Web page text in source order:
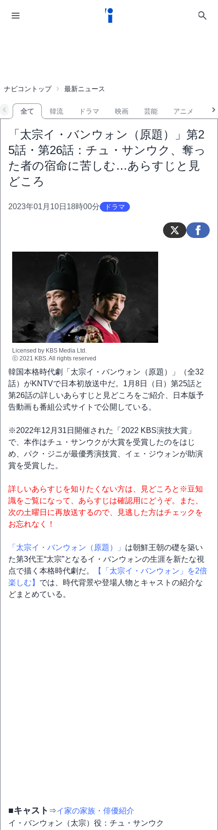
ナビコントップ 最新ニュース
全て 韓流 ドラマ 映画 芸能 アニメ
「太宗イ・バンウォン（原題）」第2
5話・第26話：チュ・サンウク、奪っ
た者の宿命に苦しむ…あらすじと見
どころ
2023年01月10日18時00分 ドラマ
Licensed by KBS Media Ltd.
ⓒ 2021 KBS. All rights reserved
韓国本格時代劇「太宗イ・バンウォン（原題）」（全32
話）がKNTVで日本初放送中だ。1月8日（日）第25話と
第26話の詳しいあらすじと見どころをご紹介、日本版予
告動画も番組公式サイトで公開している。
※2022年12月31日開催された「2022 KBS演技大賞」
で、本作はチュ・サンウクが大賞を受賞したのをはじ
め、パク・ジニが最優秀演技賞、イェ・ジウォンが助演
賞を受賞した。
詳しいあらすじを知りたくない方は、見どころと※豆知
識をご覧になって、あらすじは確認用にどうぞ。また、
次の土曜日に再放送するので、見逃した方はチェックを
お忘れなく！
「太宗イ・バンウォン（原題）」 は朝鮮王朝の礎を築い
た第3代王“太宗”となるイ・バンウォンの生涯を新たな視
点で描く本格時代劇だ。
【「太宗イ・バンウォン」を2倍
楽しむ】 では、時代背景や登場人物とキャストの紹介な
どまとめている。
■キャスト ⇒イ家の家族・俳優紹介
イ・バンウォン（太宗）役：チュ・サンウク